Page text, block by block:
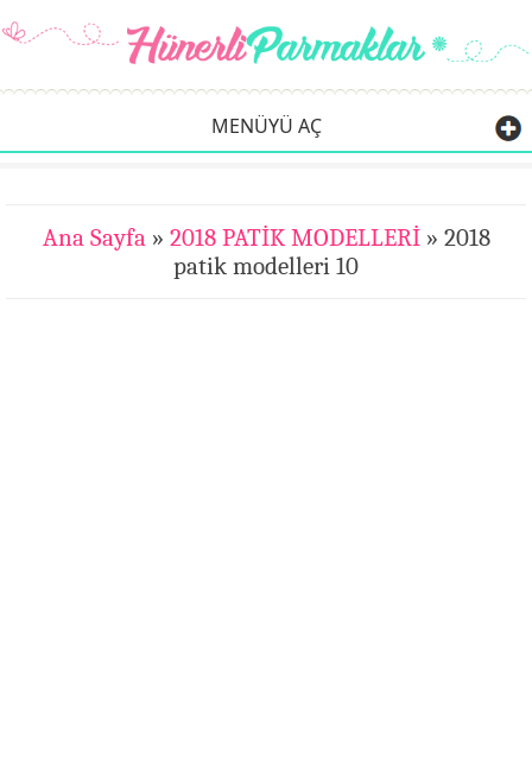
MENÜYÜ AÇ
Ana Sayfa» 2018 PATİK MODELLERİ» 2018
patik modelleri 10